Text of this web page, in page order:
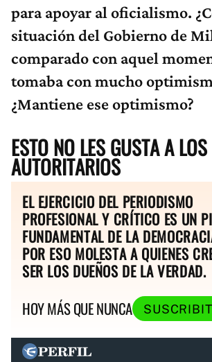
para apoyar al oficialismo.
situación del Gobierno de
comparado con aquel
tomaba con mucho
¿Mantiene ese optimismo?
ESTO NO LES GUSTA A LOS
AUTORITARIOS
EL EJERCICIO DEL PERIODISMO
PROFESIONAL Y CRÍTICO ES UN
FUNDAMENTAL DE LA
POR ESO MOLESTA A QUIENES
SER LOS DUEÑOS DE LA VERDAD.
HOY MÁS QUE NUNCA